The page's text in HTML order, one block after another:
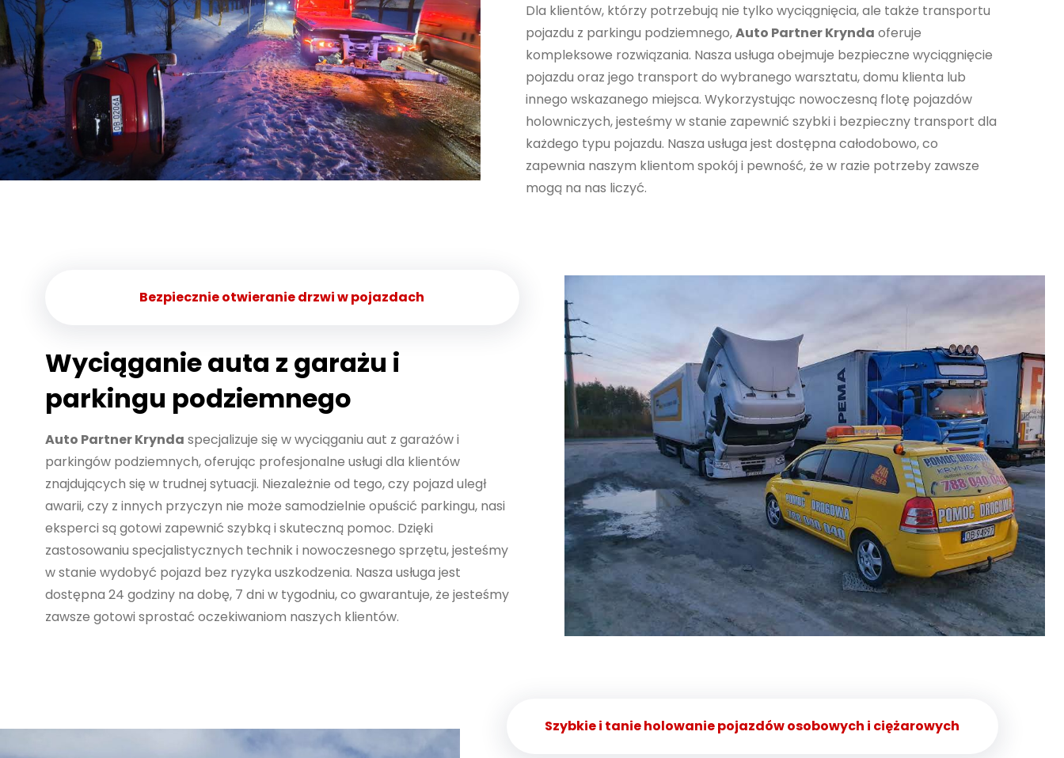
Dla klientów, którzy potrzebują nie tylko wyciągnięcia, ale także transportu
pojazdu z parkingu podziemnego,Auto Partner Krynda oferuje
kompleksowe rozwiązania. Nasza usługa obejmuje bezpieczne wyciągnięcie
pojazdu oraz jego transport do wybranego warsztatu, domu klienta lub
innego wskazanego miejsca. Wykorzystując nowoczesną flotę pojazdów
holowniczych, jesteśmy w stanie zapewnić szybki i bezpieczny transport dla
każdego typu pojazdu. Nasza usługa jest dostępna całodobowo, co
zapewnia naszym klientom spokój i pewność, że w razie potrzeby zawsze
mogą na nas liczyć.
Bezpiecznie otwieranie drzwi w pojazdach
Wyciąganie auta z garażu i
parkingu podziemnego
Auto Partner Krynda specjalizuje się w wyciąganiu aut z garażów i
parkingów podziemnych, oferując profesjonalne usługi dla klientów
znajdujących się w trudnej sytuacji. Niezależnie od tego, czy pojazd uległ
awarii, czy z innych przyczyn nie może samodzielnie opuścić parkingu, nasi
eksperci są gotowi zapewnić szybką i skuteczną pomoc. Dzięki
zastosowaniu specjalistycznych technik i nowoczesnego sprzętu, jesteśmy
w stanie wydobyć pojazd bez ryzyka uszkodzenia. Nasza usługa jest
dostępna 24 godziny na dobę, 7 dni w tygodniu, co gwarantuje, że jesteśmy
zawsze gotowi sprostać oczekiwaniom naszych klientów.
Szybkie i tanie holowanie pojazdów osobowych i ciężarowych